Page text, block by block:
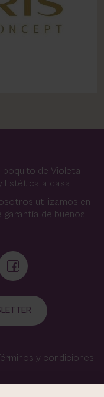
de Violeta
Estética a casa.
utilizamos en
de buenos
y condiciones
Accesibilidad